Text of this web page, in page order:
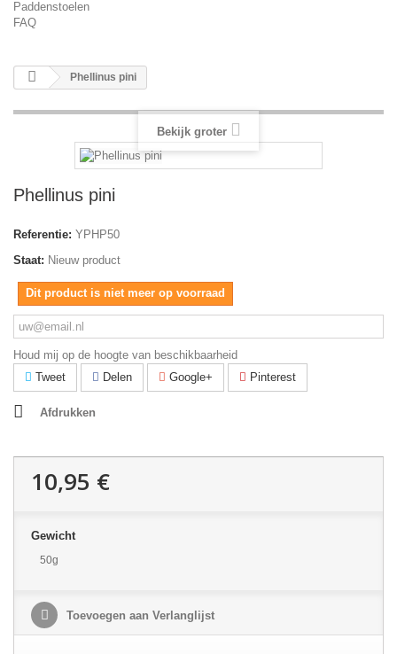
Paddenstoelen
FAQ
Phellinus pini
Bekijk groter
Phellinus pini
Referentie: YPHP50
Staat: Nieuw product
Dit product is niet meer op voorraad
Houd mij op de hoogte van beschikbaarheid
Tweet
Delen Google+ Pinterest
Afdrukken
10,95 €
Gewicht
50g
Toevoegen aan Verlanglijst